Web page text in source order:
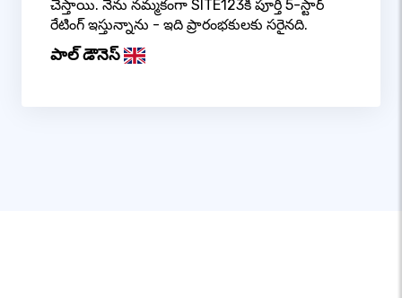
చేస్తాయి. నేను నమ్మకంగా SITE123కి పూర్తి 5-స్టార్
రేటింగ్ ఇస్తున్నాను - ఇది ప్రారంభకులకు సరైనది.
పాల్ డౌనెస్